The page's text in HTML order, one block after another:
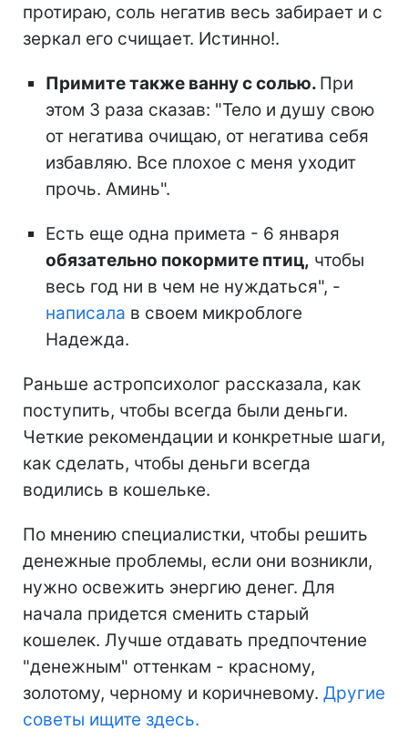
протираю, соль негатив весь забирает и с
зеркал его счищает. Истинно!.
Примите также ванну с солью. При
этом 3 раза сказав: "Тело и душу свою
от негатива очищаю, от негатива себя
избавляю. Все плохое с меня уходит
прочь. Аминь".
Есть еще одна примета - 6 января
обязательно покормите птиц, чтобы
весь год ни в чем не нуждаться", -
написала в своем микроблоге
Надежда.
Раньше астропсихолог рассказала, как
поступить, чтобы всегда были деньги.
Четкие рекомендации и конкретные шаги,
как сделать, чтобы деньги всегда
водились в кошельке.
По мнению специалистки, чтобы решить
денежные проблемы, если они возникли,
нужно освежить энергию денег. Для
начала придется сменить старый
кошелек. Лучше отдавать предпочтение
"денежным" оттенкам - красному,
золотому, черному и коричневому. Другие
советы ищите здесь.